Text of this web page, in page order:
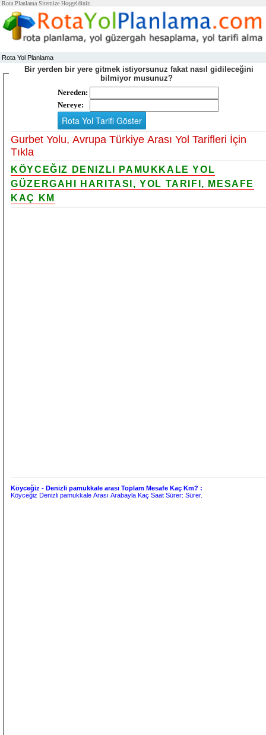
Rota Planlama Sitemize Hoşgeldiniz.
Rota Yol Planlama
Bir yerden bir yere gitmek istiyorsunuz fakat nasıl gidileceğini
bilmiyor musunuz?
Nereden:
Nereye:
Gurbet Yolu, Avrupa Türkiye Arası Yol Tarifleri İçin
Tıkla
KÖYCEĞIZ DENIZLI PAMUKKALE YOL
GÜZERGAHI HARITASI, YOL TARIFI, MESAFE
KAÇ KM
Köyceğiz - Denizli pamukkale arası Toplam Mesafe Kaç Km? :
Köyceğiz Denizli pamukkale Arası Arabayla Kaç Saat Sürer:Sürer.